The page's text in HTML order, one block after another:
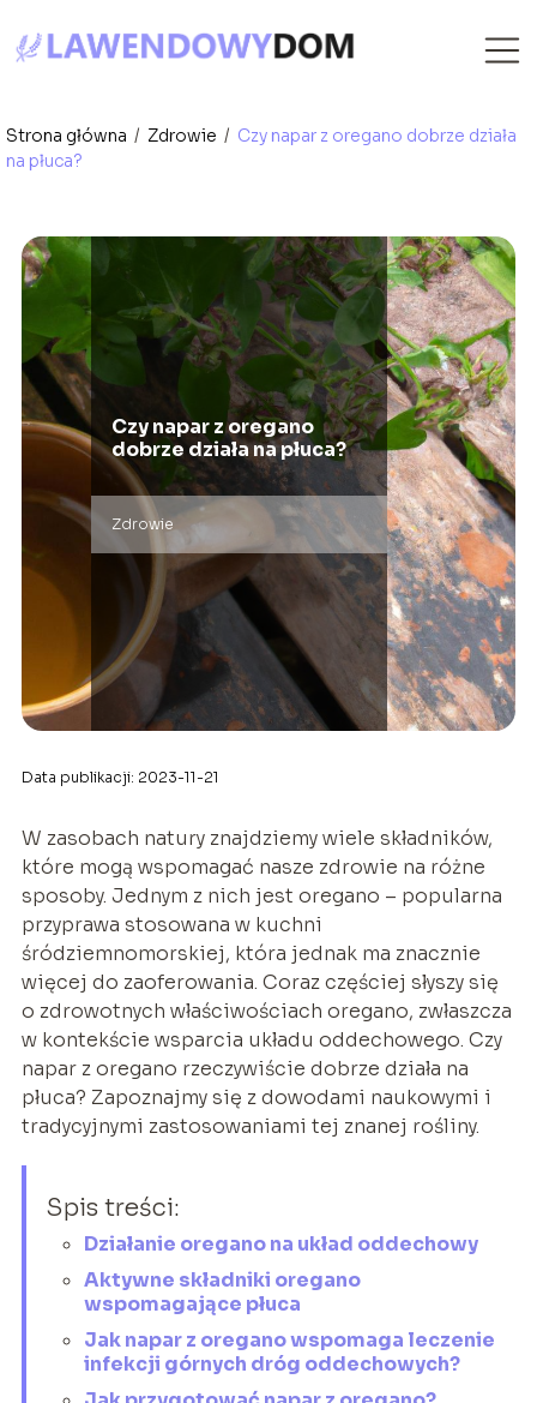
Strona główna / Zdrowie / Czy napar z oregano dobrze działa
na płuca?
Czy napar z oregano
dobrze działa na płuca?
Zdrowie
Data publikacji: 2023-11-21
W zasobach natury znajdziemy wiele składników,
które mogą wspomagać nasze zdrowie na różne
sposoby. Jednym z nich jest oregano – popularna
przyprawa stosowana w kuchni
śródziemnomorskiej, która jednak ma znacznie
więcej do zaoferowania. Coraz częściej słyszy się
o zdrowotnych właściwościach oregano, zwłaszcza
w kontekście wsparcia układu oddechowego. Czy
napar z oregano rzeczywiście dobrze działa na
płuca? Zapoznajmy się z dowodami naukowymi i
tradycyjnymi zastosowaniami tej znanej rośliny.
Spis treści:
Działanie oregano na układ oddechowy
Aktywne składniki oregano
wspomagające płuca
Jak napar z oregano wspomaga leczenie
infekcji górnych dróg oddechowych?